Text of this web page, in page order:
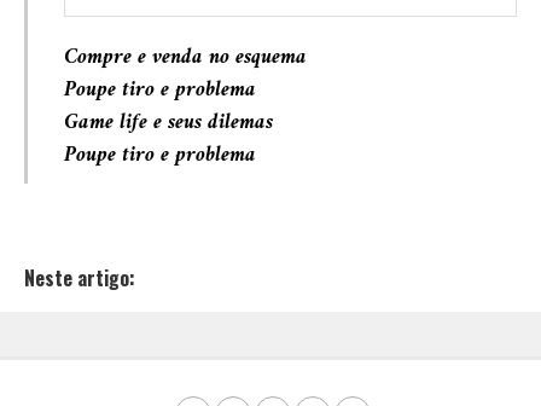
Compre e venda no esquema
Poupe tiro e problema
Game life e seus dilemas
Poupe tiro e problema
Neste artigo: